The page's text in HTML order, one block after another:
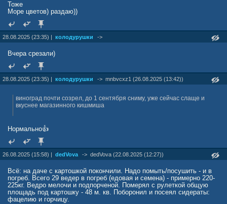
Тоже
Море цветов) раздаю))
28.08.2025 (23:35) | колодурушки ->
Вчера срезали)
28.08.2025 (23:35) | колодурушки -> mnbvcxz1 (26.08.2025 (13:42))
виноград почти созрел, до 1 сентября сниму, уже сейчас слаще и
вкуснее магазинного кишмиша
Нормально👍
26.08.2025 (15:58) | dedVova -> dedVova (22.08.2025 (12:27))
Всё: на даче с картошкой покончили. Надо помыть/посушить - и в
погреб. Всего 29 ведер в погреб (едовая и семена) - примерно 220-
225кг. Ведро мелочи и подпорченой. Померял с рулеткой общую
площадь под картошку - 48 м. кв. Поборонил и посеял сидераты:
фацелию и горчицу.